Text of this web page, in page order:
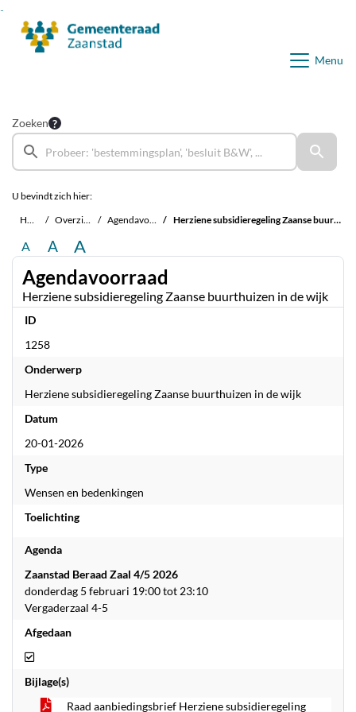
Menu
Zoeken
U bevindt zich hier:
Home
Overzichten Agendavoorraad Herziene subsidieregeling Zaanse buurthuizen in de wijk
A A A
Agendavoorraad
Herziene subsidieregeling Zaanse buurthuizen in de wijk
ID
1258
Onderwerp
Herziene subsidieregeling Zaanse buurthuizen in de wijk
Datum
20-01-2026
Type
Wensen en bedenkingen
Toelichting
Agenda
Zaanstad Beraad Zaal 4/5 2026
donderdag 5 februari 19:00 tot 23:10
Vergaderzaal 4-5
Afgedaan
Afgedaan
Bijlage(s)
Raad aanbiedingsbrief Herziene subsidieregeling